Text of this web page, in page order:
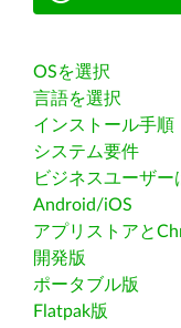
OSを選択
言語を選択
インストール手順
システム要件
ビジネスユーザー
Android/iOS
アプリストアと
開発版
ポータブル版
Flatpak版